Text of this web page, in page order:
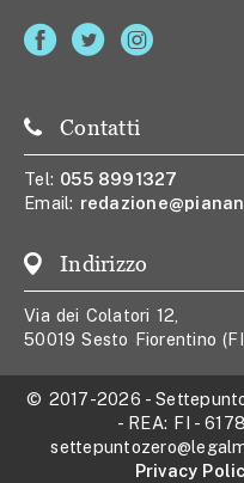
Contatti
Tel: 055 8991327
Email:
Indirizzo
Via dei Colatori 12,
50019 Sesto Fiorentino
© 2017-2026 -
- REA: FI -
Privacy